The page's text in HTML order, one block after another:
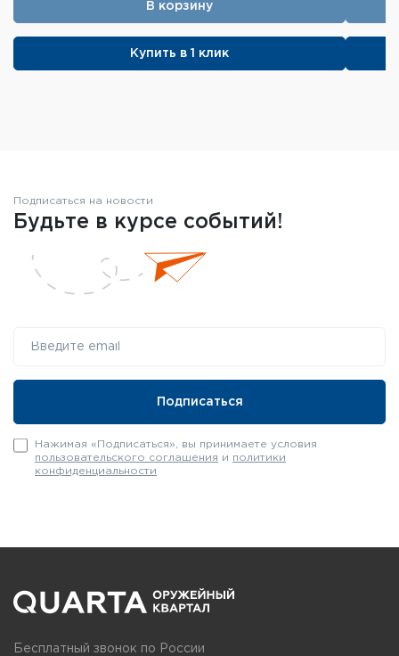
В корзину
Купить в 1 клик
Подписаться на новости
Будьте в курсе событий!
Нажимая «Подписаться», вы принимаете условия
пользовательского соглашения и политики
конфиденциальности
Бесплатный звонок по России